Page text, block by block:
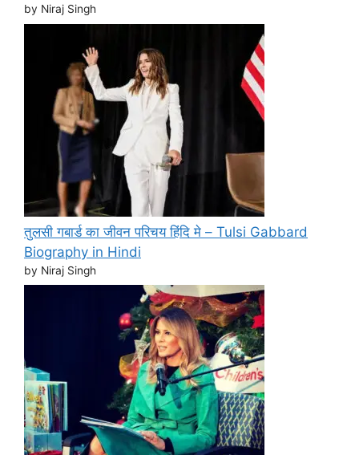
by Niraj Singh
तुलसी गबार्ड का जीवन परिचय हिंदि मे – Tulsi Gabbard
Biography in Hindi
by Niraj Singh